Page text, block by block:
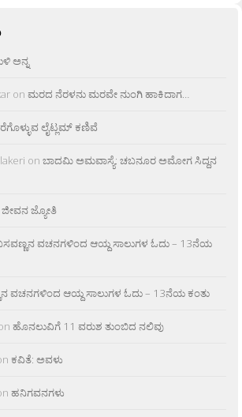
ಅನ್ನ
on ಮರದ ನೆರಳನು ಮರವೇ ನುಂಗಿ ಹಾಕಿದಾಗ…
ಲೈಟ್ಲಮ್ ಕಣಿವೆ
on ಬಾದಮಿ ಅಮವಾಸ್ಯೆ: ಚಬನೂರ ಅಮೋಗ ಸಿದ್ದನ
ಜ್ಯೋತಿ
ವಚನಗಳಿಂದ ಆಯ್ದ ಸಾಲುಗಳ ಓದು – 13ನೆಯ
ವಚನಗಳಿಂದ ಆಯ್ದ ಸಾಲುಗಳ ಓದು – 13ನೆಯ ಕಂತು
ಹೊನಲುವಿಗೆ 11 ವರುಶ ತುಂಬಿದ ನಲಿವು
ಕವಿತೆ: ಅವಳು
ಹನಿಗವನಗಳು